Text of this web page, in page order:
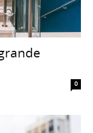
0